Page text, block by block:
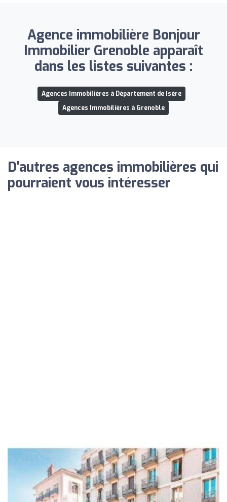
Agence immobilière Bonjour
Immobilier Grenoble apparaît
dans les listes suivantes :
Agences Immobilières à Département de Isère
Agences Immobilières à Grenoble
D'autres agences immobilières qui
pourraient vous intéresser